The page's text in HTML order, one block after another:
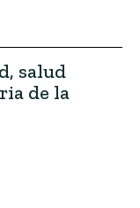
salud
de la